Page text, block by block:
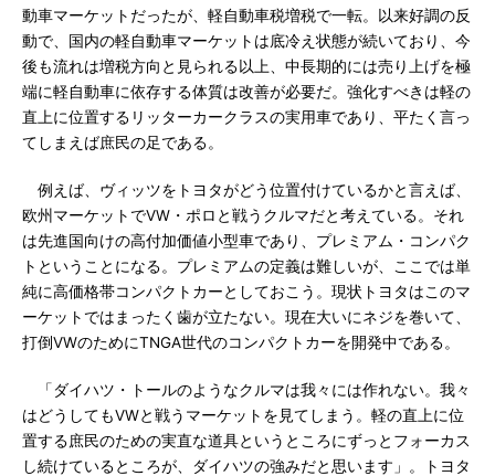
動車マーケットだったが、軽自動車税増税で一転。以来好調の反
動で、国内の軽自動車マーケットは底冷え状態が続いており、今
後も流れは増税方向と見られる以上、中長期的には売り上げを極
端に軽自動車に依存する体質は改善が必要だ。強化すべきは軽の
直上に位置するリッターカークラスの実用車であり、平たく言っ
てしまえば庶民の足である。
例えば、ヴィッツをトヨタがどう位置付けているかと言えば、
欧州マーケットでVW・ポロと戦うクルマだと考えている。それ
は先進国向けの高付加価値小型車であり、プレミアム・コンパク
トということになる。プレミアムの定義は難しいが、ここでは単
純に高価格帯コンパクトカーとしておこう。現状トヨタはこのマ
ーケットではまったく歯が立たない。現在大いにネジを巻いて、
打倒VWのためにTNGA世代のコンパクトカーを開発中である。
「ダイハツ・トールのようなクルマは我々には作れない。我々
はどうしてもVWと戦うマーケットを見てしまう。軽の直上に位
置する庶民のための実直な道具というところにずっとフォーカス
し続けているところが、ダイハツの強みだと思います」。トヨタ